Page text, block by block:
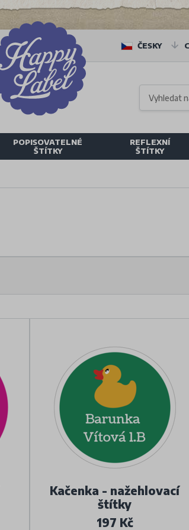
ČESKY
POPISOVATELNÉ
ŠTÍTKY
REFLEXNÍ
ŠTÍTKY
Kačenka - nažehlovací
štítky
197 Kč